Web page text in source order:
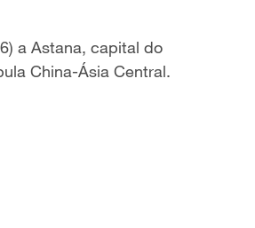
a Astana, capital do
China-Ásia Central.